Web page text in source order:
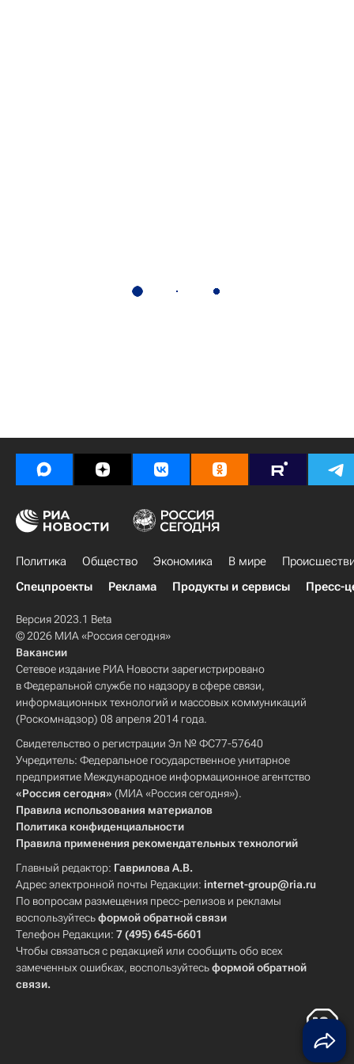
Политика Общество Экономика В мире
Спецпроекты
Реклама Продукты и сервисы Пресс-
Версия 2023.1 Beta
© 2026 МИА «Россия сегодня»
Вакансии
Сетевое издание РИА Новости зарегистрировано
в Федеральной службе по надзору в сфере связи,
информационных технологий и массовых коммуникаций
(Роскомнадзор) 08 апреля 2014 года.
Свидетельство о регистрации Эл № ФС77-57640
Учредитель: Федеральное государственное унитарное
предприятие Международное информационное агентство
«Россия сегодня» (МИА «Россия сегодня»).
Правила использования материалов
Политика конфиденциальности
Правила применения рекомендательных технологий
Главный редактор: Гаврилова А.В.
Адрес электронной почты Редакции: internet-group@ria.ru
По вопросам размещения пресс-релизов и рекламы
воспользуйтесьформой обратной связи
Телефон Редакции: 7 (495) 645-6601
Чтобы связаться с редакцией или сообщить обо всех
замеченных ошибках, воспользуйтесьформой обратной
связи.